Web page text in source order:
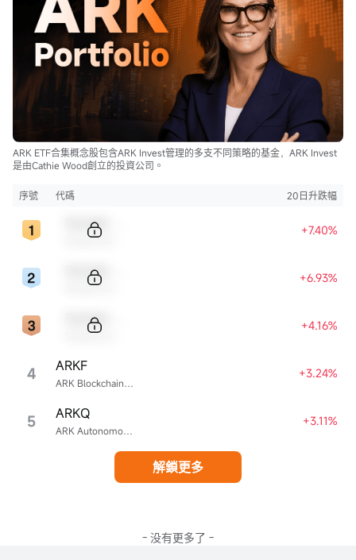
ARK ETF合集概念股包含ARK Invest管理的多支不同策略的基金，ARK Invest
是由Cathie Wood創立的投資公司。
序號 代碼 20日升跌幅
+7.40%
+6.93%
+4.16%
4 ARK Blockchain & Fintech Innovation ETF
ARKF +3.24%
5 ARK Autonomous Technology & Robotics ETF
ARKQ +3.11%
解鎖更多
- 没有更多了 -